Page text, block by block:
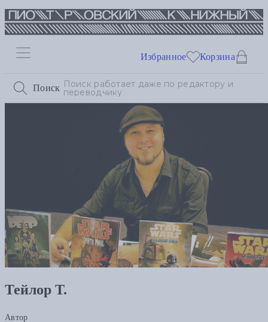
Поиск
Избранное Корзина
Тейлор Т.
Автор